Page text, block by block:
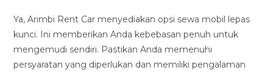
Ya, Arimbi Rent Car menyediakan opsi sewa mobil lepas
kunci. Ini memberikan Anda kebebasan penuh untuk
mengemudi sendiri. Pastikan Anda memenuhi
persyaratan yang diperlukan dan memiliki pengalaman